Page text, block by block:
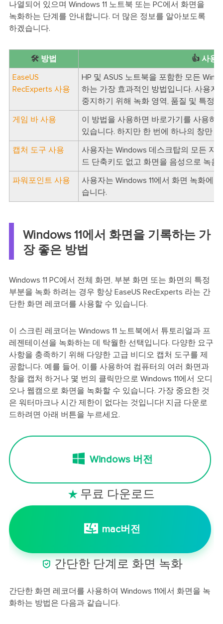
나열되어 있으며 Windows 11 노트북 또는 PC에서 화면을
녹화하는 단계를 안내합니다. 더 많은 정보를 알아보도록
하겠습니다.
🛠️ 방법 👍사용
EaseUS
RecExperts 사용
HP 및 ASUS 노트북을 포함한 모든
하는 가장 효과적인 방법입니다. 사용자
중지하기 위해 녹화 영역, 품질 및 특정
게임 바 사용
이 방법을 사용하면 바로가기를 사용하
있습니다. 하지만 한 번에 하나의 창만
캡처 도구 사용
사용자는 Windows 데스크탑의 모든 지
드 단축키도 없고 화면을 음성으로 녹음
파워포인트 사용
사용자는 Windows 11에서 화면 녹화에
습니다.
Windows 11에서 화면을 기록하는 가
장 좋은 방법
Windows 11 PC에서 전체 화면, 부분 화면 또는 화면의 특정
부분을 녹화 하려는 경우 항상 EaseUS RecExperts 라는 간
단한 화면 레코더를 사용할 수 있습니다.
이 스크린 레코더는 Windows 11 노트북에서 튜토리얼과 프
레젠테이션을 녹화하는 데 탁월한 선택입니다. 다양한 요구
사항을 충족하기 위해 다양한 고급 비디오 캡처 도구를 제
공합니다. 예를 들어, 이를 사용하여 컴퓨터의 여러 화면과
창을 캡처 하거나 몇 번의 클릭만으로 Windows 11에서 오디
오나 웹캠으로 화면을 녹화할 수 있습니다. 가장 중요한 것
은 워터마크나 시간 제한이 없다는 것입니다! 지금 다운로
드하려면 아래 버튼을 누르세요.
Windows 버전
 무료 다운로드
mac버전
 간단한 단계로 화면 녹화
간단한 화면 레코더를 사용하여 Windows 11에서 화면을 녹
화하는 방법은 다음과 같습니다.